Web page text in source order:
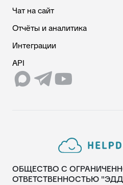
Чат на сайт
Отчёты и аналитика
Интеграции
API
ОБЩЕСТВО С
ОТВЕТСТВЕННОСТЬЮ